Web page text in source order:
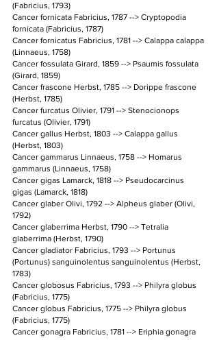
(Fabricius, 1793)
Cancer fornicata Fabricius, 1787 --> Cryptopodia
fornicata (Fabricius, 1787)
Cancer fornicatus Fabricius, 1781 --> Calappa calappa
(Linnaeus, 1758)
Cancer fossulata Girard, 1859 --> Psaumis fossulata
(Girard, 1859)
Cancer frascone Herbst, 1785 --> Dorippe frascone
(Herbst, 1785)
Cancer furcatus Olivier, 1791 --> Stenocionops
furcatus (Olivier, 1791)
Cancer gallus Herbst, 1803 --> Calappa gallus
(Herbst, 1803)
Cancer gammarus Linnaeus, 1758 --> Homarus
gammarus (Linnaeus, 1758)
Cancer gigas Lamarck, 1818 --> Pseudocarcinus
gigas (Lamarck, 1818)
Cancer glaber Olivi, 1792 --> Alpheus glaber (Olivi,
1792)
Cancer glaberrima Herbst, 1790 --> Tetralia
glaberrima (Herbst, 1790)
Cancer gladiator Fabricius, 1793 --> Portunus
(Portunus) sanguinolentus sanguinolentus (Herbst,
1783)
Cancer globosus Fabricius, 1793 --> Philyra globus
(Fabricius, 1775)
Cancer globus Fabricius, 1775 --> Philyra globus
(Fabricius, 1775)
Cancer gonagra Fabricius, 1781 --> Eriphia gonagra